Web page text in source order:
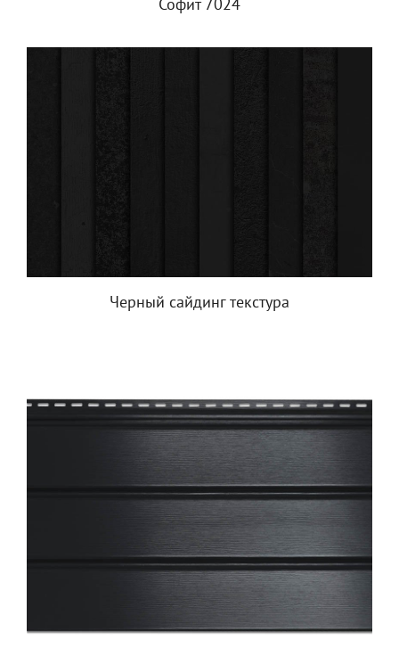
Софит 7024
Черный сайдинг текстура